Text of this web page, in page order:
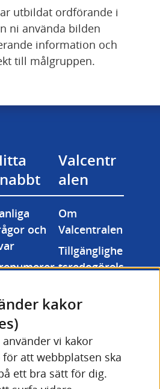
utbildat ordförande i
ni använda bilden
information och
till målgruppen.
och
Länk till annan
Valcentr
alen
Om
Valcentralen
Tillgänglighe
tsredogörels
Kakor
kakor
använder vi kakor
för att webbplatsen ska
ett bra sätt för dig.